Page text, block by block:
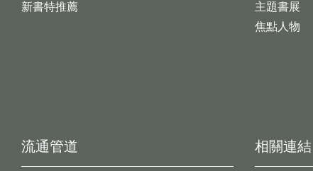
新書特推薦
主題書展
焦點人物
流通管道 相關連結